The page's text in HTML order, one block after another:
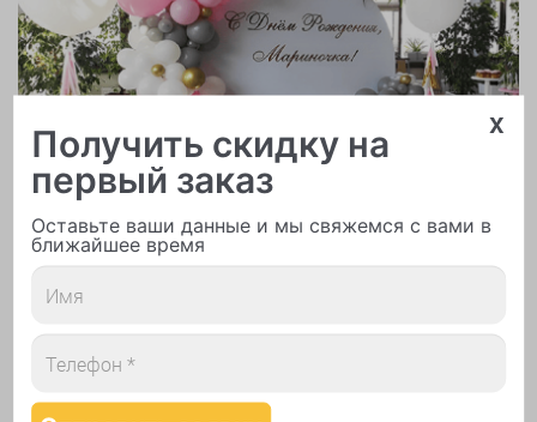
Арки и гирлянды из шаров
Надутие шаров гелием
x
Получить скидку на
первый заказ
Оставьте ваши данные и мы свяжемся с вами в
ближайшее время